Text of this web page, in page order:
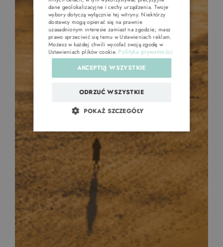
dane geolokalizacyjne i cechy urządzenia. Twoje
wybory dotyczą wyłącznie tej witryny. Niektórzy
dostawcy mogą opierać się na prawnie
uzasadnionym interesie zamiast na zgodzie; masz
prawo sprzeciwić się temu wUstawieniach reklam.
Możesz w każdej chwili wycofać swoją zgodę w
Ustawieniach plików cookie. Polityka prywatności
AKCEPTUJ WSZYSTKIE
ODRZUĆ WSZYSTKIE
POKAŻ SZCZEGÓŁY